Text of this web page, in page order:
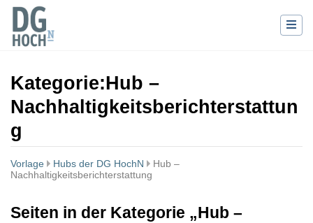
Kategorie:Hub –
Nachhaltigkeitsberichterstattun
g
Vorlage Hubs der DG HochN
Hub –
Nachhaltigkeitsberichterstattung
Seiten in der Kategorie „Hub –